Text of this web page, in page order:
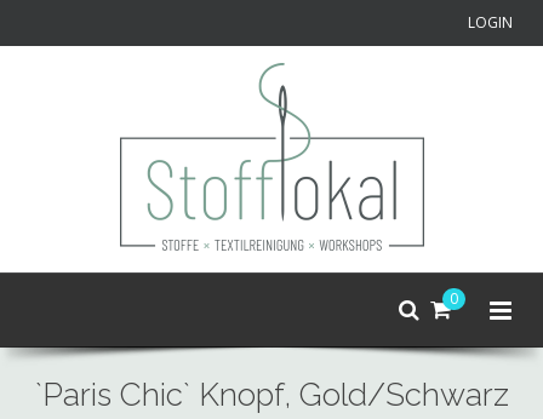
LOGIN
0
`Paris Chic` Knopf, Gold/Schwarz